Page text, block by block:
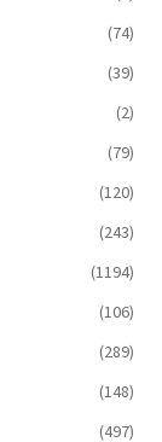
(74)
(39)
(2)
(79)
(120)
(243)
(1194)
(106)
(289)
(148)
(497)